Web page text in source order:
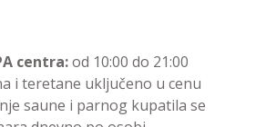
centra:od 10:00 do 21:00
i teretane uključeno u cenu
saune i parnog kupatila se